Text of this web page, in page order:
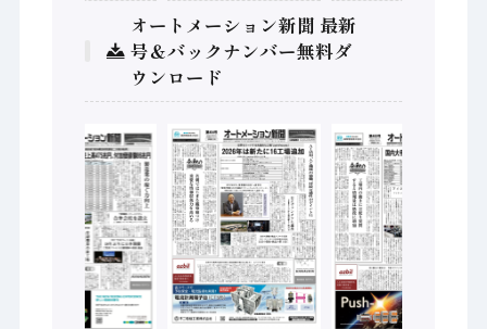
オートメーション新聞 最新
号＆バックナンバー無料ダ
ウンロード